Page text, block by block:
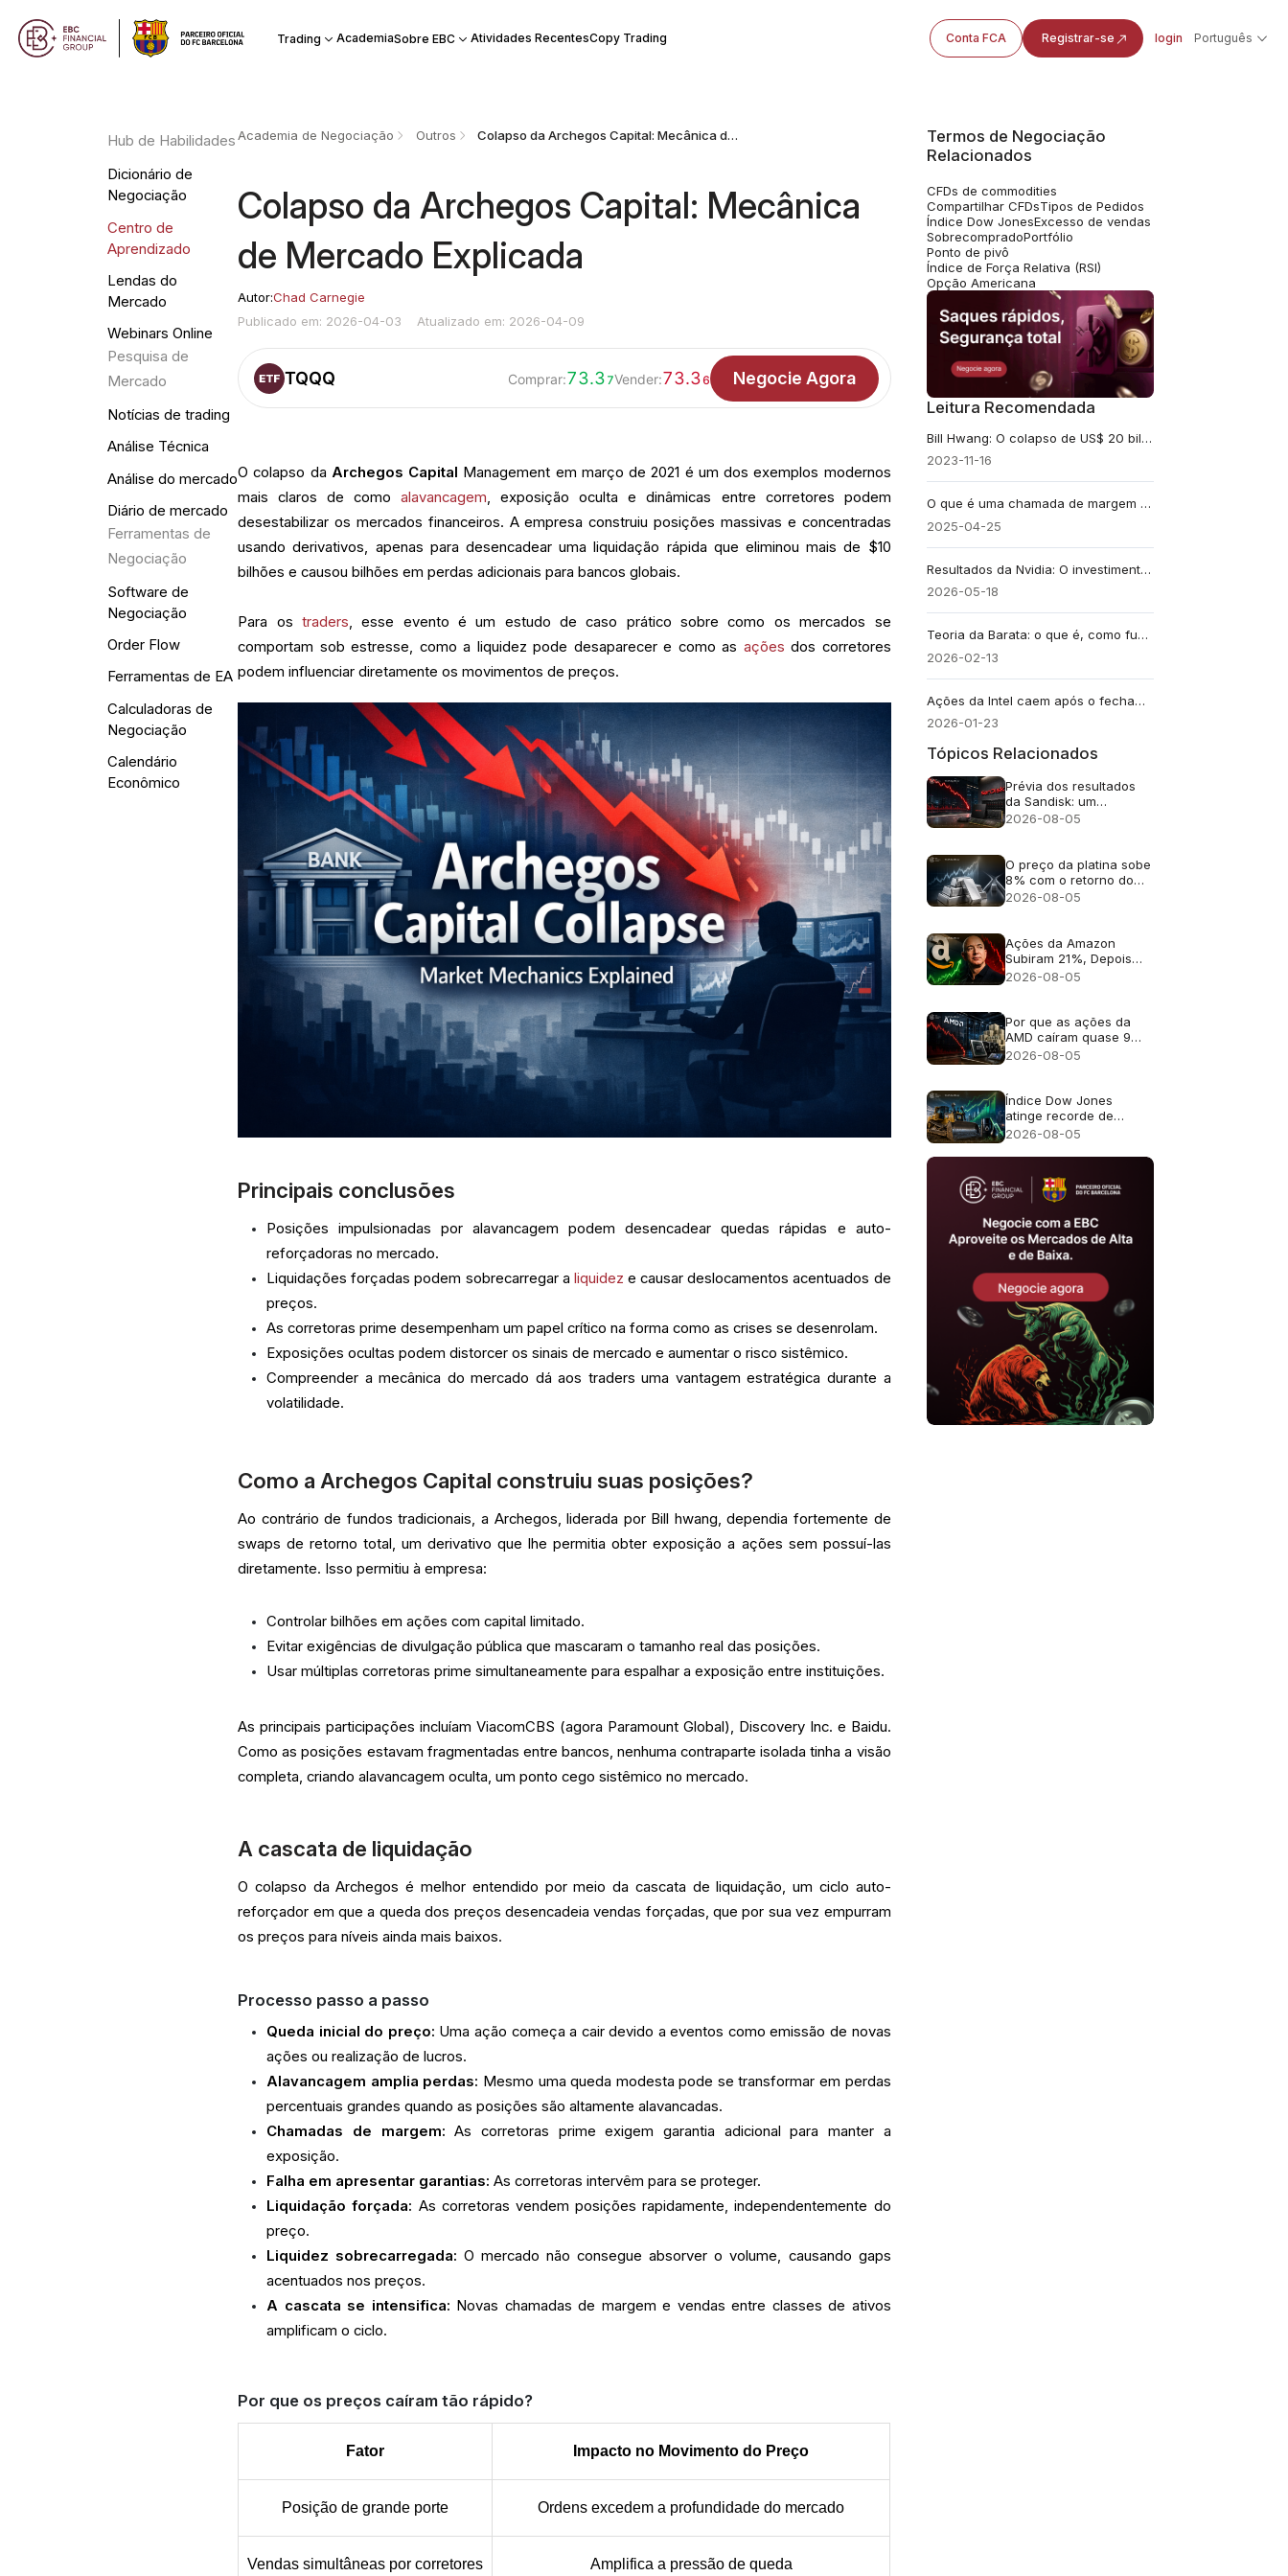
Trading AcademiaSobre EBC Atividades RecentesCopy Trading Conta FCA Registrar-se login Português
Hub de Habilidades
Dicionário de
Negociação
Centro de
Aprendizado
Lendas do
Mercado
Webinars Online
Pesquisa de
Mercado
Notícias de trading
Análise Técnica
Análise do mercado
Diário de mercado
Ferramentas de
Negociação
Software de
Negociação
Order Flow
Ferramentas de EA
Calculadoras de
Negociação
Calendário
Econômico
Academia de Negociação Outros Colapso da Archegos Capital: Mecânica de Mercado Explicada
Colapso da Archegos Capital: Mecânica
de Mercado Explicada
Autor:Chad Carnegie
Publicado em: 2026-04-03
Atualizado em: 2026-04-09
TQQQ Comprar:73.3 7Vender:73.36 Negocie Agora
O colapso da Archegos Capital Management em março de 2021 é um dos exemplos modernos
mais claros de comoalavancagem, exposição oculta e dinâmicas entre corretores podem
desestabilizar os mercados financeiros. A empresa construiu posições massivas e concentradas
usando derivativos, apenas para desencadear uma liquidação rápida que eliminou mais de $10
bilhões e causou bilhões em perdas adicionais para bancos globais.
Para os traders, esse evento é um estudo de caso prático sobre como os mercados se
comportam sob estresse, como a liquidez pode desaparecer e como as ações dos corretores
podem influenciar diretamente os movimentos de preços.
Principais conclusões
Posições impulsionadas por alavancagem podem desencadear quedas rápidas e auto-
reforçadoras no mercado.
Liquidações forçadas podem sobrecarregar a liquidez e causar deslocamentos acentuados de
preços.
As corretoras prime desempenham um papel crítico na forma como as crises se desenrolam.
Exposições ocultas podem distorcer os sinais de mercado e aumentar o risco sistêmico.
Compreender a mecânica do mercado dá aos traders uma vantagem estratégica durante a
volatilidade.
Como a Archegos Capital construiu suas posições?
Ao contrário de fundos tradicionais, a Archegos, liderada por Bill hwang, dependia fortemente de
swaps de retorno total, um derivativo que lhe permitia obter exposição a ações sem possuí-las
diretamente. Isso permitiu à empresa:
Controlar bilhões em ações com capital limitado.
Evitar exigências de divulgação pública que mascaram o tamanho real das posições.
Usar múltiplas corretoras prime simultaneamente para espalhar a exposição entre instituições.
As principais participações incluíam ViacomCBS (agora Paramount Global), Discovery Inc. e Baidu.
Como as posições estavam fragmentadas entre bancos, nenhuma contraparte isolada tinha a visão
completa, criando alavancagem oculta, um ponto cego sistêmico no mercado.
A cascata de liquidação
O colapso da Archegos é melhor entendido por meio da cascata de liquidação, um ciclo auto-
reforçador em que a queda dos preços desencadeia vendas forçadas, que por sua vez empurram
os preços para níveis ainda mais baixos.
Processo passo a passo
Queda inicial do preço: Uma ação começa a cair devido a eventos como emissão de novas
ações ou realização de lucros.
Alavancagem amplia perdas: Mesmo uma queda modesta pode se transformar em perdas
percentuais grandes quando as posições são altamente alavancadas.
Chamadas de margem: As corretoras prime exigem garantia adicional para manter a
exposição.
Falha em apresentar garantias:As corretoras intervêm para se proteger.
Liquidação forçada: As corretoras vendem posições rapidamente, independentemente do
preço.
Liquidez sobrecarregada: O mercado não consegue absorver o volume, causando gaps
acentuados nos preços.
A cascata se intensifica: Novas chamadas de margem e vendas entre classes de ativos
amplificam o ciclo.
Por que os preços caíram tão rápido?
Fator Impacto no Movimento do Preço
Posição de grande porte Ordens excedem a profundidade do mercado
Vendas simultâneas por corretores Amplifica a pressão de queda
Termos de Negociação
Relacionados
CFDs de commodities
Compartilhar CFDsTipos de Pedidos
Índice Dow JonesExcesso de vendas
SobrecompradoPortfólio
Ponto de pivô
Índice de Força Relativa (RSI)
Opção Americana
Leitura Recomendada
Bill Hwang: O colapso de US$ 20 bilhões da Archegos explicado
2023-11-16
O que é uma chamada de margem e por que ela é perigosa?
2025-04-25
Resultados da Nvidia: O investimento de US$ 95 bilhões pode levar a NVDA a US$ 6 trilhões?
2026-05-18
Teoria da Barata: o que é, como funciona e exemplos de negociação
2026-02-13
Ações da Intel caem após o fechamento do mercado: explicação para projeção incorreta
2026-01-23
Tópicos Relacionados
Prévia dos resultados
da Sandisk: um
crescimento de receita
47% em julho?
2026-08-05
O preço da platina sobe
8% com o retorno do
foco ao déficit de oferta
2026-08-05
Ações da Amazon
Subiram 21%, Depois
Bezos Registrou Venda
2026-08-05
Por que as ações da
AMD caíram quase 9%
apesar da receita
2026-08-05
Índice Dow Jones
atinge recorde de
54.085 pontos:
alta, alívio com o
petróleo amplia o rali
2026-08-05